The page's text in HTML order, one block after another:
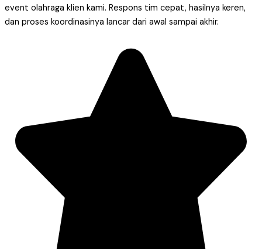
event olahraga klien kami. Respons tim cepat, hasilnya keren,
dan proses koordinasinya lancar dari awal sampai akhir.